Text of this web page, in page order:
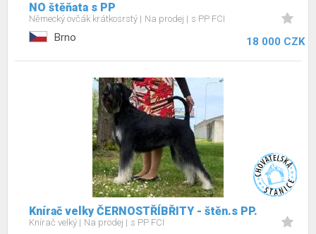
NO štěňata s PP
Německý ovčák krátkosrstý Na prodej s PP FCI
Brno 18 000 CZK
Knírač velky ČERNOSTŘÍBŘITY - štěn.s PP.
Knírač velký Na prodej s PP FCI